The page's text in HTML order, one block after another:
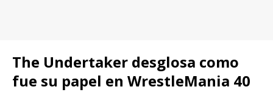
The Undertaker desglosa como
fue su papel en WrestleMania 40